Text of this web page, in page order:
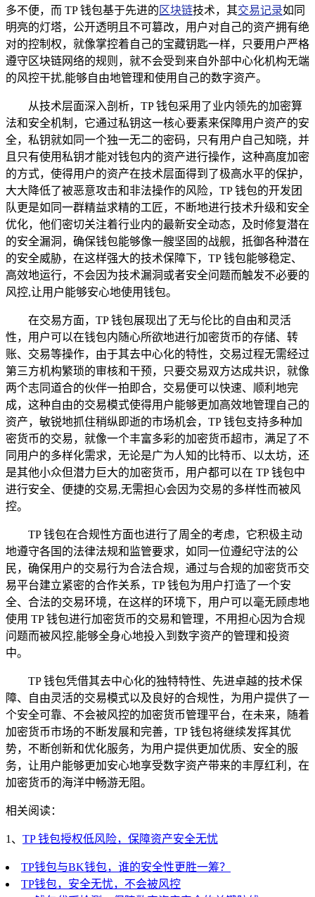
多不便，而 TP 钱包基于先进的 区块链技术，其交易记录如同
明亮的灯塔，公开透明且不可篡改，用户对自己的资产拥有绝
对的控制权，就像掌控着自己的宝藏钥匙一样，只要用户严格
遵守区块链网络的规则，就不会受到来自外部中心化机构无端
的风控干扰,能够自由地管理和使用自己的数字资产。
从技术层面深入剖析，TP 钱包采用了业内领先的加密算
法和安全机制，它通过私钥这一核心要素来保障用户资产的安
全，私钥就如同一个独一无二的密码，只有用户自己知晓，并
且只有使用私钥才能对钱包内的资产进行操作，这种高度加密
的方式，使得用户的资产在技术层面得到了极高水平的保护，
大大降低了被恶意攻击和非法操作的风险，TP 钱包的开发团
队更是如同一群精益求精的工匠，不断地进行技术升级和安全
优化，他们密切关注着行业内的最新安全动态，及时修复潜在
的安全漏洞，确保钱包能够像一艘坚固的战舰，抵御各种潜在
的安全威胁，在这样强大的技术保障下，TP 钱包能够稳定、
高效地运行，不会因为技术漏洞或者安全问题而触发不必要的
风控,让用户能够安心地使用钱包。
在交易方面，TP 钱包展现出了无与伦比的自由和灵活
性，用户可以在钱包内随心所欲地进行加密货币的存储、转
账、交易等操作，由于其去中心化的特性，交易过程无需经过
第三方机构繁琐的审核和干预，只要交易双方达成共识，就像
两个志同道合的伙伴一拍即合，交易便可以快速、顺利地完
成，这种自由的交易模式使得用户能够更加高效地管理自己的
资产，敏锐地抓住稍纵即逝的市场机会，TP 钱包支持多种加
密货币的交易，就像一个丰富多彩的加密货币超市，满足了不
同用户的多样化需求，无论是广为人知的比特币、以太坊，还
是其他小众但潜力巨大的加密货币，用户都可以在 TP 钱包中
进行安全、便捷的交易,无需担心会因为交易的多样性而被风
控。
TP 钱包在合规性方面也进行了周全的考虑，它积极主动
地遵守各国的法律法规和监管要求，如同一位遵纪守法的公
民，确保用户的交易行为合法合规，通过与合规的加密货币交
易平台建立紧密的合作关系，TP 钱包为用户打造了一个安
全、合法的交易环境，在这样的环境下，用户可以毫无顾虑地
使用 TP 钱包进行加密货币的交易和管理，不用担心因为合规
问题而被风控,能够全身心地投入到数字资产的管理和投资
中。
TP 钱包凭借其去中心化的独特特性、先进卓越的技术保
障、自由灵活的交易模式以及良好的合规性，为用户提供了一
个安全可靠、不会被风控的加密货币管理平台，在未来，随着
加密货币市场的不断发展和完善，TP 钱包将继续发挥其优
势，不断创新和优化服务，为用户提供更加优质、安全的服
务，让用户能够更加安心地享受数字资产带来的丰厚红利，在
加密货币的海洋中畅游无阻。
相关阅读：
1、 TP 钱包授权低风险，保障资产安全无忧
TP钱包与BK钱包，谁的安全性更胜一筹？
TP钱包，安全无忧，不会被风控